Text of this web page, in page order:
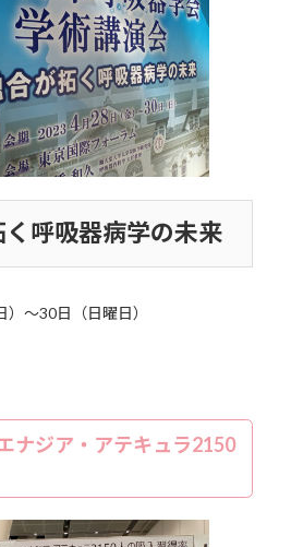
呼吸器病学の未来
～30日（日曜日）
ナジア・アテキュラ2150